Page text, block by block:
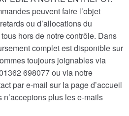
peuvent faire l’objet
ou d’allocations du
hors de notre contrôle. Dans
complet est disponible sur
toujours joignables via
698077 ou via notre
par e-mail sur la page d’accueil
n’acceptons plus les e-mails